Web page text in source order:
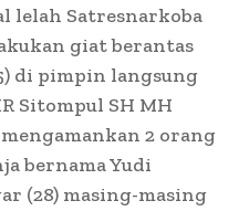
lelah Satresnarkoba
giat berantas
di pimpin langsung
Sitompul SH MH
2 orang
bernama Yudi
(28) masing-masing